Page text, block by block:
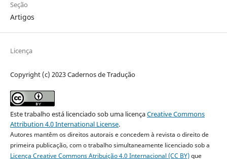
Seção
Artigos
Licença
Copyright (c) 2023 Cadernos de Tradução
Este trabalho está licenciado sob uma licençaCreative Commons
Attribution 4.0 International License.
Autores mantêm os direitos autorais e concedem à revista o direito de
primeira publicação, com o trabalho simultaneamente licenciado sob a
Licença Creative Commons Atribuição 4.0 Internacional (CC BY)que